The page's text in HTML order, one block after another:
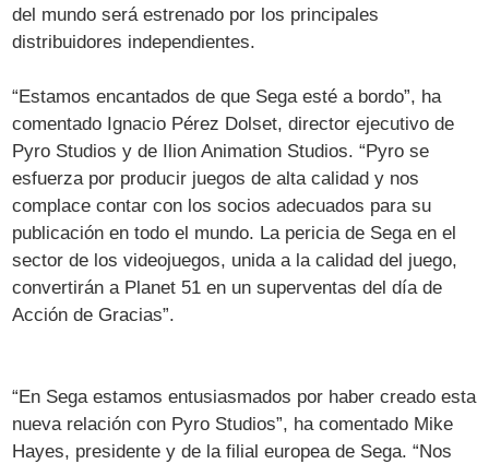
del mundo será estrenado por los principales
distribuidores independientes.
“Estamos encantados de que Sega esté a bordo”, ha
comentado Ignacio Pérez Dolset, director ejecutivo de
Pyro Studios y de Ilion Animation Studios. “Pyro se
esfuerza por producir juegos de alta calidad y nos
complace contar con los socios adecuados para su
publicación en todo el mundo. La pericia de Sega en el
sector de los videojuegos, unida a la calidad del juego,
convertirán a Planet 51 en un superventas del día de
Acción de Gracias”.
“En Sega estamos entusiasmados por haber creado esta
nueva relación con Pyro Studios”, ha comentado Mike
Hayes, presidente y de la filial europea de Sega. “Nos